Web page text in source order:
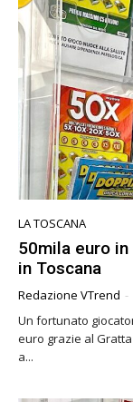
LA TOSCANA
50mila euro
in Toscana
Redazione VTrend -
Un fortunato
euro grazie al Gratta e
a...